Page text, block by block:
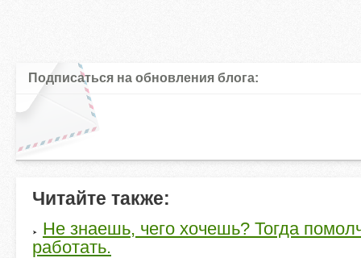
Подписаться на обновления блога:
Читайте также:
Не знаешь, чего хочешь? Тогда
работать.